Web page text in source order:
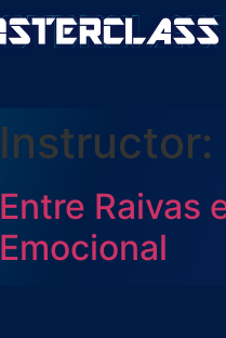
Instructor:
Entre Raivas
Emocional